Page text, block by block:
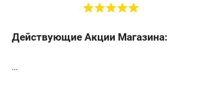
Действующие Акции Магазина:
...